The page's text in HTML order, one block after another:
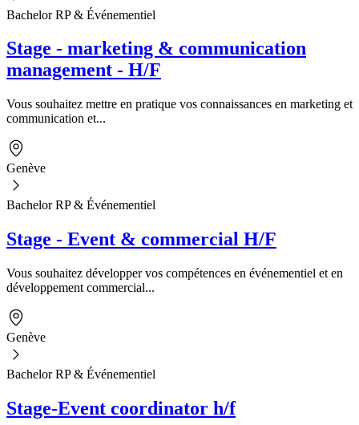
Bachelor RP & Événementiel
Stage - marketing & communication
management - H/F
Vous souhaitez mettre en pratique vos connaissances en marketing et
communication et...
Genève
Bachelor RP & Événementiel
Stage - Event & commercial H/F
Vous souhaitez développer vos compétences en événementiel et en
développement commercial...
Genève
Bachelor RP & Événementiel
Stage-Event coordinator h/f